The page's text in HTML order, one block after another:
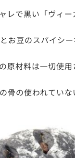
レで黒い「ヴィ
お豆のスパイシー
原材料は一切使用
骨の使われていな